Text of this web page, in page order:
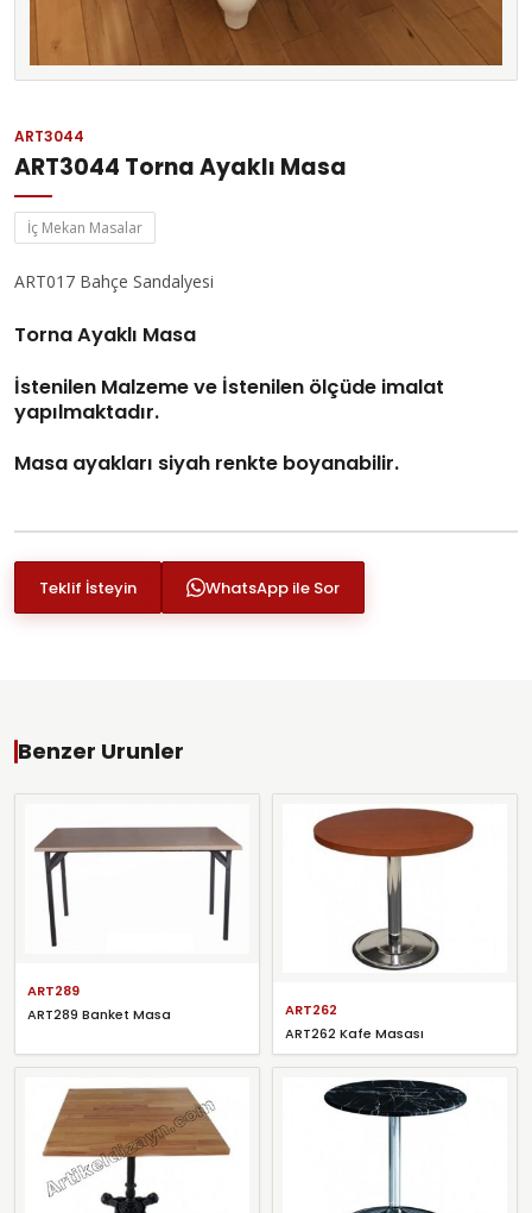
ART3044
ART3044 Torna Ayaklı Masa
İç Mekan Masalar
ART017 Bahçe Sandalyesi
Torna Ayaklı Masa
İstenilen Malzeme ve İstenilen ölçüde imalat
yapılmaktadır.
Masa ayakları siyah renkte boyanabilir.
Teklif İsteyin WhatsApp ile Sor
Benzer Urunler
ART289
ART289 Banket Masa
ART262
ART262 Kafe Masası